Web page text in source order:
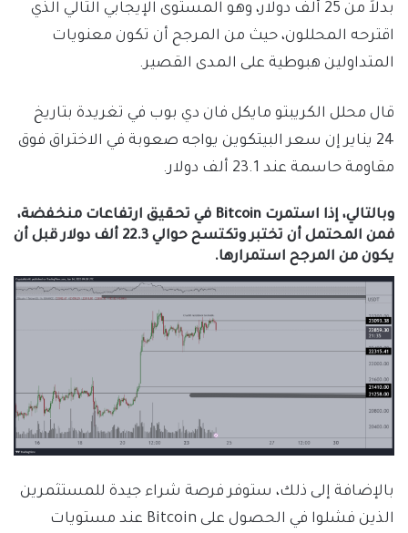
بدلاً من 25 ألف دولار، وهو المستوى الإيجابي التالي الذي
اقترحه المحللون، حيث من المرجح أن تكون معنويات
المتداولين هبوطية على المدى القصير.
قال محلل الكريبتو مايكل فان دي بوب في تغريدة بتاريخ
24 يناير إن سعر البيتكوين يواجه صعوبة في الاختراق فوق
مقاومة حاسمة عند 23.1 ألف دولار.
وبالتالي، إذا استمرت Bitcoin في تحقيق ارتفاعات منخفضة،
فمن المحتمل أن تختبر وتكتسح حوالي 22.3 ألف دولار قبل أن
يكون من المرجح استمرارها.
بالإضافة إلى ذلك، ستوفر فرصة شراء جيدة للمستثمرين
الذين فشلوا في الحصول على Bitcoin عند مستويات